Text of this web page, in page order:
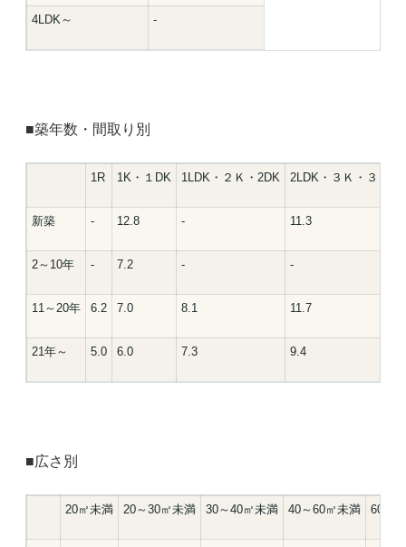
4LDK～ -
■築年数・間取り別
1R 1K・１DK 1LDK・２Ｋ・2DK 2LDK・３Ｋ・３ＤＫ
新築 - 12.8 - 11.3
2～10年 - 7.2 - -
11～20年 6.2 7.0 8.1 11.7
21年～ 5.0 6.0 7.3 9.4
■広さ別
20㎡未満 20～30㎡未満 30～40㎡未満 40～60㎡未満 60㎡